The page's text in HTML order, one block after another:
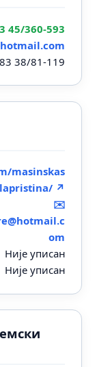
45/360-593
38/81-119
masinskas
↗
✉️
om
Није уписан
Није уписан